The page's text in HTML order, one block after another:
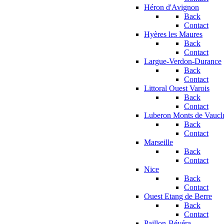
Héron d'Avignon
Back
Contact
Hyères les Maures
Back
Contact
Largue-Verdon-Durance
Back
Contact
Littoral Ouest Varois
Back
Contact
Luberon Monts de
Back
Contact
Marseille
Back
Contact
Nice
Back
Contact
Ouest Etang de Berre
Back
Contact